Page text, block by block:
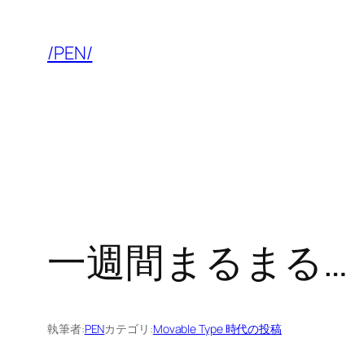
/PEN/
一週間まるまる…
執筆者:PENカテゴリ:Movable Type 時代の投稿